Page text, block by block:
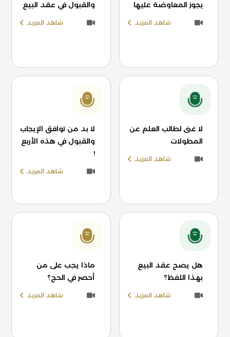
يجوز المعاوضة عليها
شاهد المزيد
والقبول في عقد البيع
شاهد المزيد
لا غنى لطالب العلم عن
المطولات
شاهد المزيد
لا بد من توافق الإيجاب
والقبول في هذه الأربع
!
شاهد المزيد
هل يصح عقد البيع
بهذا اللفظ؟
شاهد المزيد
ماذا يجب على من
أحصر في الحج؟
شاهد المزيد